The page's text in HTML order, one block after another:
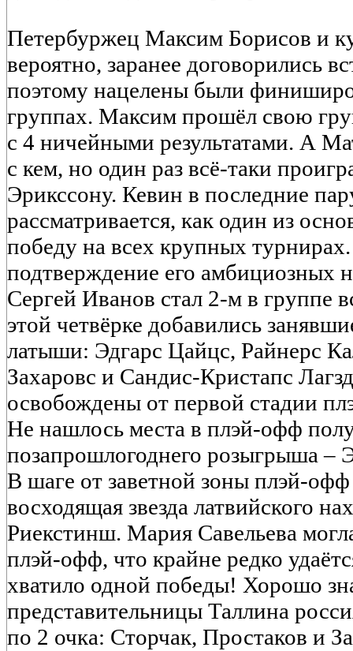
Петербуржец Максим Борисов и
вероятно, заранее договорились
поэтому нацелены были
группах. Максим прошёл свою
с 4 ничейными результатами. А
с кем, но один раз всё-таки
Эрикссону. Кевин в последние
рассматривается, как один из
победу на всех крупных
подтверждение его амбициозных
Сергей Иванов стал 2-м в группе
этой четвёрке добавились
латыши: Эдгарс Цайцс, Райнерс
Захаровс и Сандис-Кристапс
освобождены от первой стадии
Не нашлось места в плэй-офф
позапрошлогоднего розыгрыша –
В шаге от заветной зоны плэй-офф
восходящая звезда латвийского
Риекстинш. Мария Савельева
плэй-офф, что крайне редко
хватило одной победы! Хорошо
представительницы Таллина
по 2 очка: Сторчак, Простаков и